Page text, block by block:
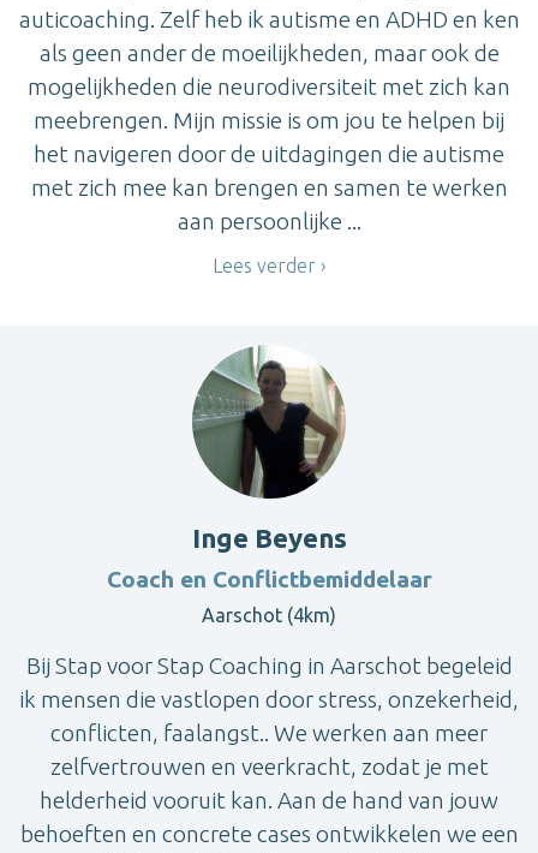
auticoaching. Zelf heb ik autisme en ADHD en ken
als geen ander de moeilijkheden, maar ook de
mogelijkheden die neurodiversiteit met zich kan
meebrengen. Mijn missie is om jou te helpen bij
het navigeren door de uitdagingen die autisme
met zich mee kan brengen en samen te werken
aan persoonlijke ...
Lees verder
Inge Beyens
Coach en Conflictbemiddelaar
Aarschot (4km)
Bij Stap voor Stap Coaching in Aarschot begeleid
ik mensen die vastlopen door stress, onzekerheid,
conflicten, faalangst.. We werken aan meer
zelfvertrouwen en veerkracht, zodat je met
helderheid vooruit kan. Aan de hand van jouw
behoeften en concrete cases ontwikkelen we een